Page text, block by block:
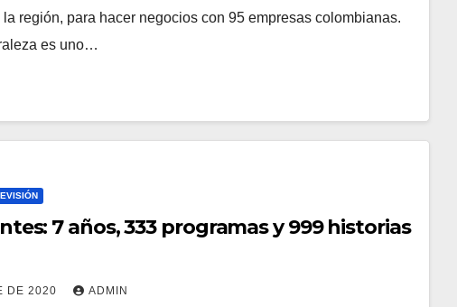
región, para hacer negocios con 95 empresas colombianas.
es uno…
7 años, 333 programas y 999 historias
DE 2020 ADMIN